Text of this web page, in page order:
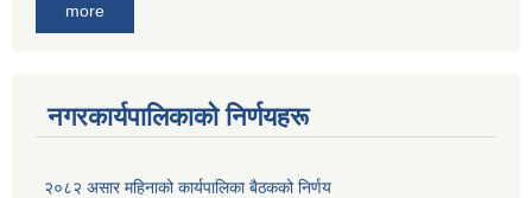
more
नगरकार्यपालिकाकाे निर्णयहरू
२०८२ असार महिनाको कार्यपालिका बैठकको निर्णय